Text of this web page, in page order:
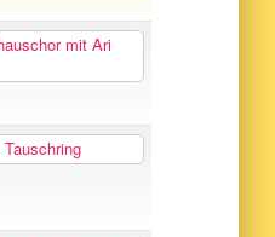
mit Ari